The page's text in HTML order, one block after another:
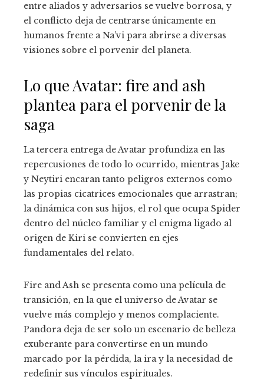
entre aliados y adversarios se vuelve borrosa, y
el conflicto deja de centrarse únicamente en
humanos frente a Na’vi para abrirse a diversas
visiones sobre el porvenir del planeta.
Lo que Avatar: fire and ash
plantea para el porvenir de la
saga
La tercera entrega de Avatar profundiza en las
repercusiones de todo lo ocurrido, mientras Jake
y Neytiri encaran tanto peligros externos como
las propias cicatrices emocionales que arrastran;
la dinámica con sus hijos, el rol que ocupa Spider
dentro del núcleo familiar y el enigma ligado al
origen de Kiri se convierten en ejes
fundamentales del relato.
Fire and Ash se presenta como una película de
transición, en la que el universo de Avatar se
vuelve más complejo y menos complaciente.
Pandora deja de ser solo un escenario de belleza
exuberante para convertirse en un mundo
marcado por la pérdida, la ira y la necesidad de
redefinir sus vínculos espirituales.